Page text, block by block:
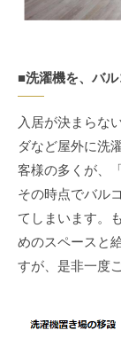
■洗濯機を、バ
入居が決まらな
ダなど屋外に洗
客様の多くが、
その時点でバル
てしまいます。
めのスペースと
すが、是非一度